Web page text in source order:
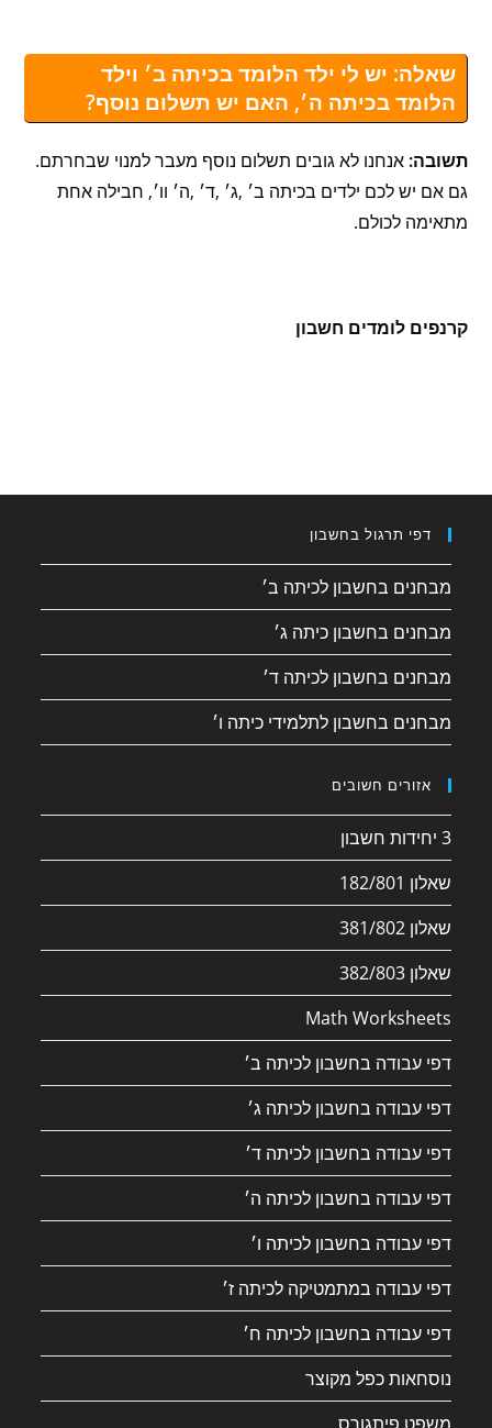
שאלה: יש לי ילד הלומד בכיתה ב׳ וילד
הלומד בכיתה ה׳, האם יש תשלום נוסף?
תשובה: אנחנו לא גובים תשלום נוסף מעבר למנוי שבחרתם.
גם אם יש לכם ילדים בכיתה ב׳ ,ג׳ ,ד׳ ,ה׳ וו׳, חבילה אחת
מתאימה לכולם.
קרנפים לומדים חשבון
דפי תרגול בחשבון
מבחנים בחשבון לכיתה ב׳
מבחנים בחשבון כיתה ג׳
מבחנים בחשבון לכיתה ד׳
מבחנים בחשבון לתלמידי כיתה ו׳
אזורים חשובים
3 יחידות חשבון
שאלון 182/801
שאלון 381/802
שאלון 382/803
Math Worksheets
דפי עבודה בחשבון לכיתה ב׳
דפי עבודה בחשבון לכיתה ג׳
דפי עבודה בחשבון לכיתה ד׳
דפי עבודה בחשבון לכיתה ה׳
דפי עבודה בחשבון לכיתה ו׳
דפי עבודה במתמטיקה לכיתה ז׳
דפי עבודה בחשבון לכיתה ח׳
נוסחאות כפל מקוצר